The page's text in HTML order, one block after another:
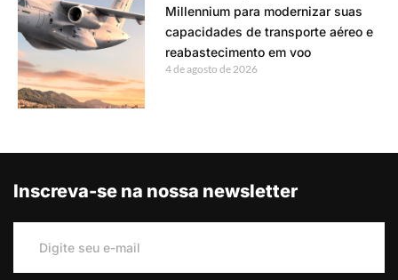
Millennium para modernizar suas
capacidades de transporte aéreo e
reabastecimento em voo
4 de agosto de 2026
Inscreva-se na nossa newsletter